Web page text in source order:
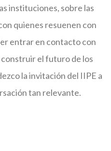
instituciones, sobre las
quienes resuenen con
entrar en contacto con
el futuro de los
la invitación del IIPE a
tan relevante.